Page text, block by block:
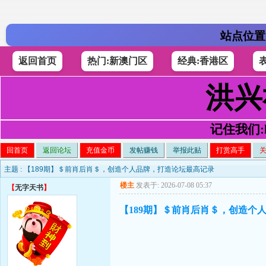
站点位
返回首页 热门:新澳门区 经典:香港区
洪
记住我们
回首页 返回论坛 充值金币 发帖赚钱 举报此贴 打赏高手
主题 : 【189期】＄前肖后肖＄，创造个人品牌，打造论坛最高记录
【无字天书】 楼主 发表于: 2026-07-08 05:37
【189期】＄前肖后肖＄，创造个